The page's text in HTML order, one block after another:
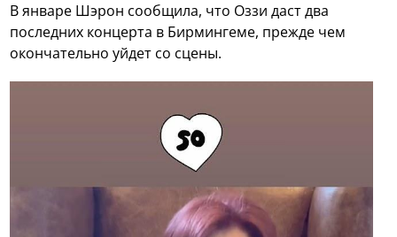
В январе Шэрон сообщила, что Оззи даст два
последних концерта в Бирмингеме, прежде чем
окончательно уйдет со сцены.